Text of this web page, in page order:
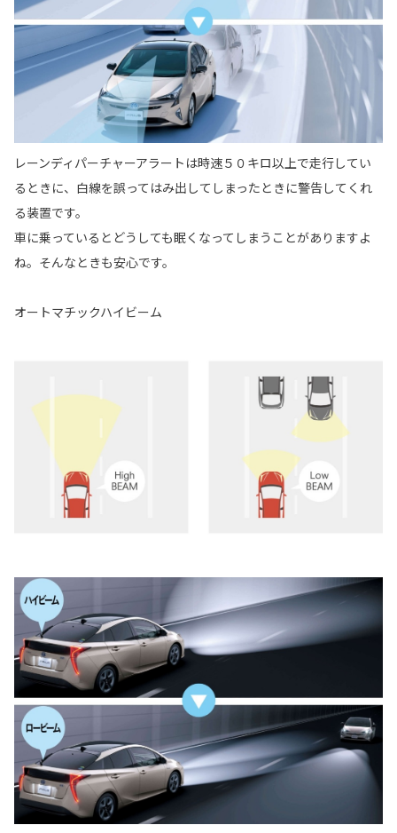
レーンディパーチャーアラートは時速５０キロ以上で走行してい
るときに、白線を誤ってはみ出してしまったときに警告してくれ
る装置です。
車に乗っているとどうしても眠くなってしまうことがありますよ
ね。そんなときも安心です。
オートマチックハイビーム